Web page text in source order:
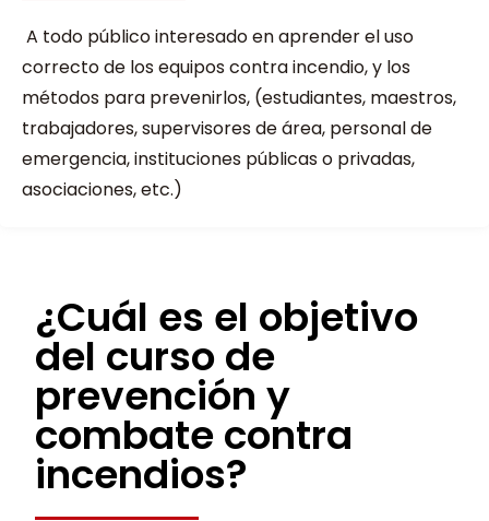
A todo público interesado en aprender el uso
correcto de los equipos contra incendio, y los
métodos para prevenirlos, (estudiantes, maestros,
trabajadores, supervisores de área, personal de
emergencia, instituciones públicas o privadas,
asociaciones, etc.)
¿Cuál es el objetivo
del curso de
prevención y
combate contra
incendios?